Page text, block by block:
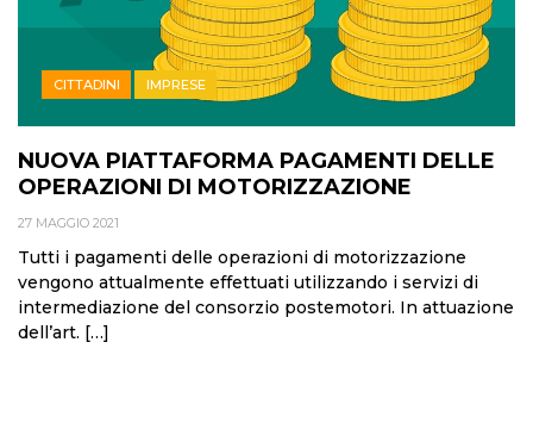
CITTADINI IMPRESE
NUOVA PIATTAFORMA PAGAMENTI DELLE
OPERAZIONI DI MOTORIZZAZIONE
27 MAGGIO 2021
Tutti i pagamenti delle operazioni di motorizzazione
vengono attualmente effettuati utilizzando i servizi di
intermediazione del consorzio postemotori. In attuazione
dell’art. […]